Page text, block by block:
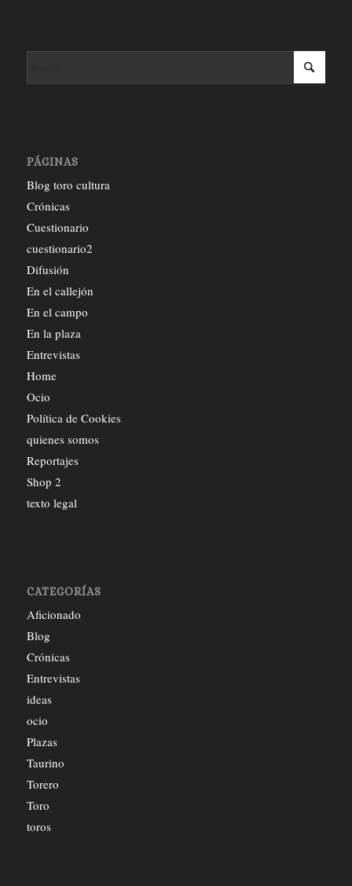
PÁGINAS
Blog toro cultura
Crónicas
Cuestionario
cuestionario2
Difusión
En el callejón
En el campo
En la plaza
Entrevistas
Home
Ocio
Política de Cookies
quienes somos
Reportajes
Shop 2
texto legal
CATEGORÍAS
Aficionado
Blog
Crónicas
Entrevistas
ideas
ocio
Plazas
Taurino
Torero
Toro
toros